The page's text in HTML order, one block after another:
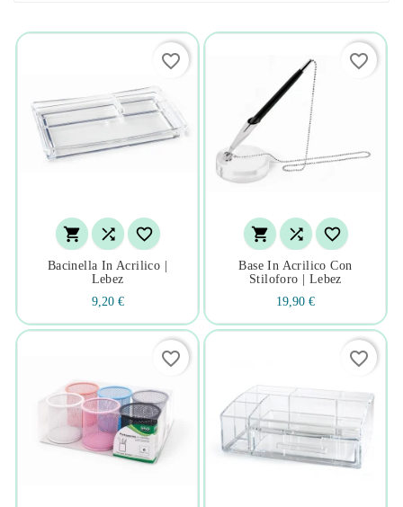
  
Bacinella In Acrilico |
Lebez
9,20 €
favorite_border
  
Base In Acrilico Con
Stiloforo | Lebez
19,90 €
favorite_border
favorite_border favorite_border